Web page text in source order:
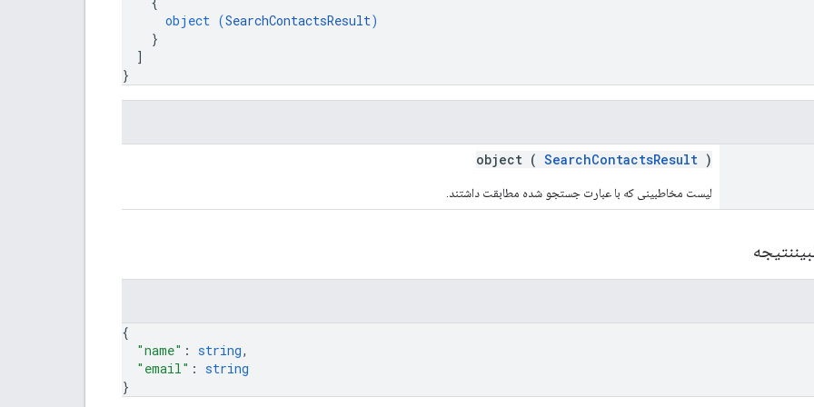
object (SearchContactsResult)
}
]
}
object ( SearchContactsResult )
لیست مخاطبینی که با عبارت جستجو شده مطابقت داشتند.
{
"name" : string,
"email" : string
}